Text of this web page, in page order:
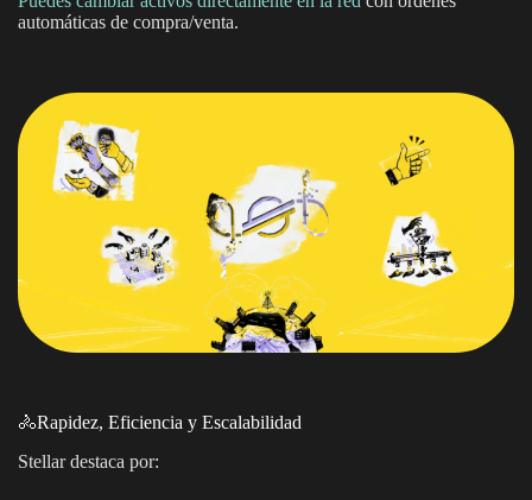
automáticas de compra/venta.
🚴Rapidez, Eficiencia y Escalabilidad
Stellar destaca por: